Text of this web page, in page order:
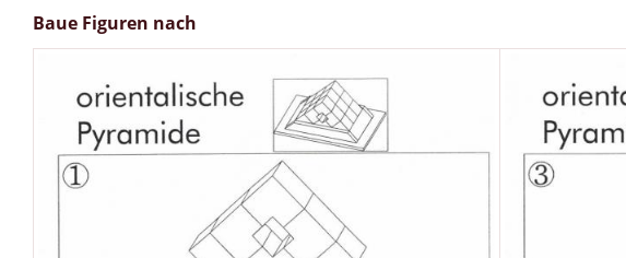
Baue Figuren nach